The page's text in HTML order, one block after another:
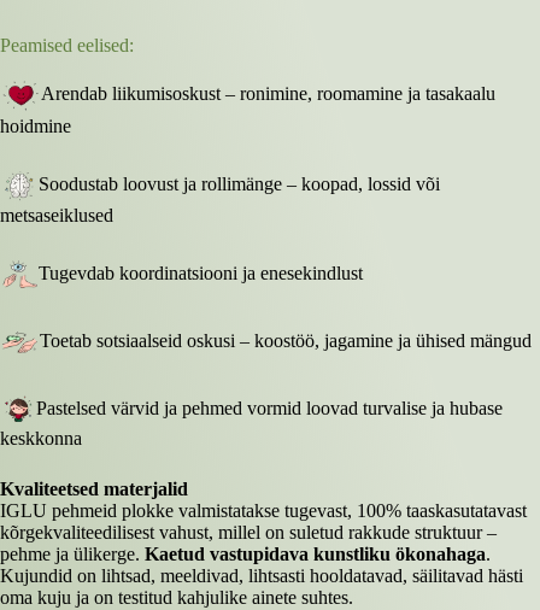
Peamised eelised:
Arendab liikumisoskust – ronimine, roomamine ja tasakaalu
hoidmine
Soodustab loovust ja rollimänge – koopad, lossid või
metsaseiklused
Tugevdab koordinatsiooni ja enesekindlust
Toetab sotsiaalseid oskusi – koostöö, jagamine ja ühised mängud
Pastelsed värvid ja pehmed vormid loovad turvalise ja hubase
keskkonna
Kvaliteetsed materjalid
IGLU pehmeid plokke valmistatakse tugevast, 100% taaskasutatavast
kõrgekvaliteedilisest vahust, millel on suletud rakkude struktuur –
pehme ja ülikerge. Kaetud vastupidava kunstliku ökonahaga.
Kujundid on lihtsad, meeldivad, lihtsasti hooldatavad, säilitavad hästi
oma kuju ja on testitud kahjulike ainete suhtes.